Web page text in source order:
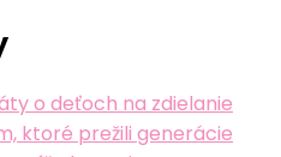
o deťoch na zdielanie
ktoré prežili generácie